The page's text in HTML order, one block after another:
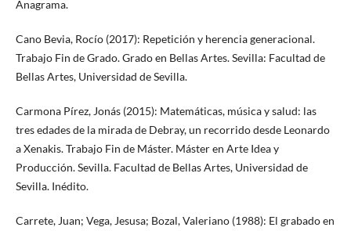
Anagrama.
Cano Bevia, Rocío (2017): Repetición y herencia generacional.
Trabajo Fin de Grado. Grado en Bellas Artes. Sevilla: Facultad de
Bellas Artes, Universidad de Sevilla.
Carmona Pírez, Jonás (2015): Matemáticas, música y salud: las
tres edades de la mirada de Debray, un recorrido desde Leonardo
a Xenakis. Trabajo Fin de Máster. Máster en Arte Idea y
Producción. Sevilla. Facultad de Bellas Artes, Universidad de
Sevilla. Inédito.
Carrete, Juan; Vega, Jesusa; Bozal, Valeriano (1988): El grabado en